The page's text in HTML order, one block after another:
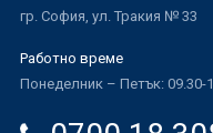
гр. София, ул. Тракия № 33
Работно време
Понеделник – Петък: 09.30-